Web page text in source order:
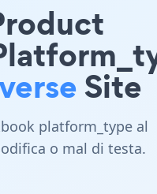
Site
platform_type al
o mal di testa.